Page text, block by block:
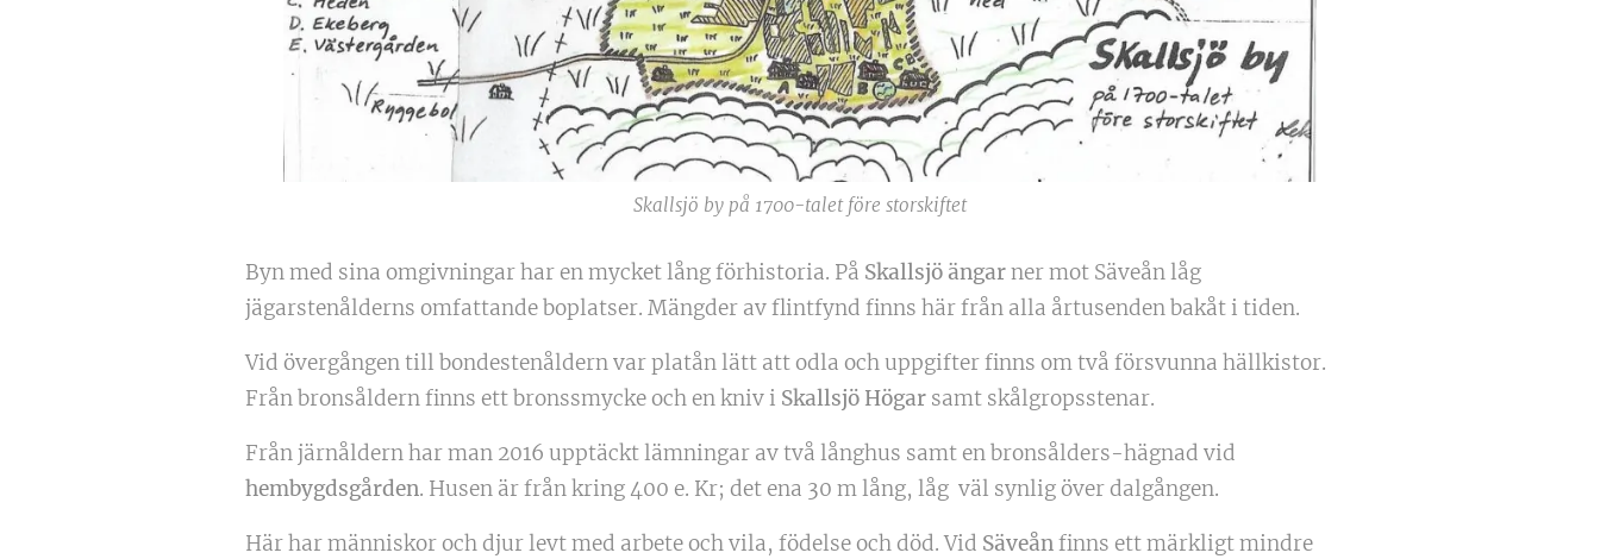
Skallsjö by på 1700-talet före storskiftet
Byn med sina omgivningar har en mycket lång förhistoria. På Skallsjö ängarner mot Säveån låg
jägarstenålderns omfattande boplatser. Mängder av flintfynd finns här från alla årtusenden bakåt i tiden.
Vid övergången till bondestenåldern var platån lätt att odla och uppgifter finns om två försvunna hällkistor.
Från bronsåldern finns ett bronssmycke och en kniv i Skallsjö Högarsamt skålgropsstenar.
Från järnåldern har man 2016 upptäckt lämningar av två långhus samt en bronsålders-hägnad vid
hembygdsgården. Husen är från kring 400 e. Kr; det ena 30 m lång, låg väl synlig över dalgången.
Här har människor och djur levt med arbete och vila, födelse och död. Vid Säveånfinns ett märkligt mindre